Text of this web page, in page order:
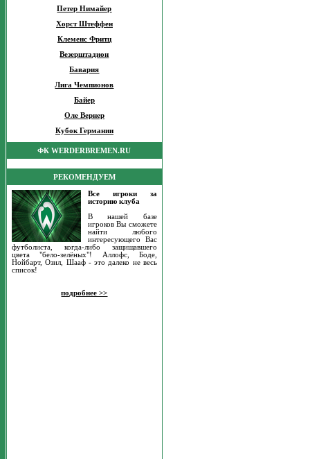
Петер Нимайер
Хорст Штеффен
Клеменс Фритц
Везерштадион
Бавария
Лига Чемпионов
Байер
Оле Вернер
Кубок Германии
ФК WERDERBREMEN.RU
РЕКОМЕНДУЕМ
Все игроки за
историю клуба
В нашей базе
игроков Вы сможете
найти любого
интересующего Вас
футболиста, когда-либо защищавшего
цвета "бело-зелёных"! Аллофс, Боде,
Нойбарт, Озил, Шааф - это далеко не весь
список!
подробнее >>